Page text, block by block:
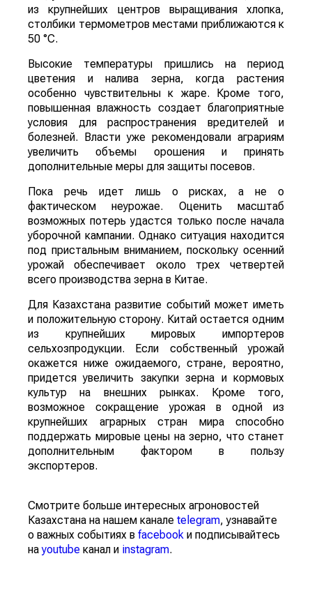
из крупнейших центров выращивания хлопка,
столбики термометров местами приближаются к
50 °C.
Высокие температуры пришлись на период
цветения и налива зерна, когда растения
особенно чувствительны к жаре. Кроме того,
повышенная влажность создает благоприятные
условия для распространения вредителей и
болезней. Власти уже рекомендовали аграриям
увеличить объемы орошения и принять
дополнительные меры для защиты посевов.
Пока речь идет лишь о рисках, а не о
фактическом неурожае. Оценить масштаб
возможных потерь удастся только после начала
уборочной кампании. Однако ситуация находится
под пристальным вниманием, поскольку осенний
урожай обеспечивает около трех четвертей
всего производства зерна в Китае.
Для Казахстана развитие событий может иметь
и положительную сторону. Китай остается одним
из крупнейших мировых импортеров
сельхозпродукции. Если собственный урожай
окажется ниже ожидаемого, стране, вероятно,
придется увеличить закупки зерна и кормовых
культур на внешних рынках. Кроме того,
возможное сокращение урожая в одной из
крупнейших аграрных стран мира способно
поддержать мировые цены на зерно, что станет
дополнительным фактором в пользу
экспортеров.
Смотрите больше интересных агроновостей
Казахстана на нашем канале telegram, узнавайте
о важных событиях в facebook и подписывайтесь
наyoutube канал и instagram.